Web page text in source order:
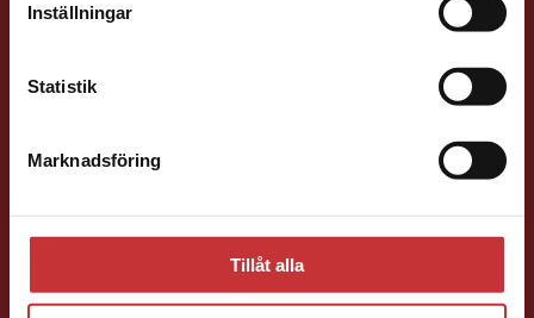
Inställningar
Statistik
Marknadsföring
Tillåt alla
Samhällsvetenskap och humaniora, Språk
Susanne Borg-Törn